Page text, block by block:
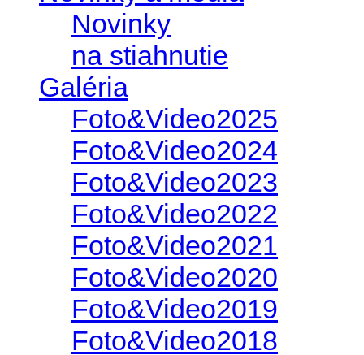
Novinky
na stiahnutie
Galéria
Foto&Video2025
Foto&Video2024
Foto&Video2023
Foto&Video2022
Foto&Video2021
Foto&Video2020
Foto&Video2019
Foto&Video2018